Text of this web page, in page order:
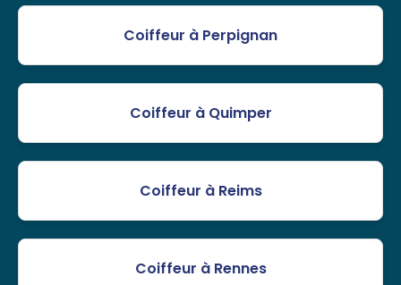
Coiffeur à Perpignan
Coiffeur à Quimper
Coiffeur à Reims
Coiffeur à Rennes